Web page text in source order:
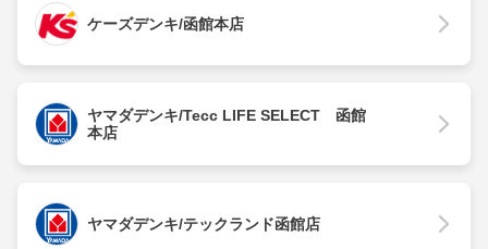
ケーズデンキ/函館本店
ヤマダデンキ/Tecc LIFE SELECT 函館
本店
ヤマダデンキ/テックランド函館店